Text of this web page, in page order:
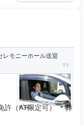
レモニーホール送迎
許（AT限定可） ＊葬